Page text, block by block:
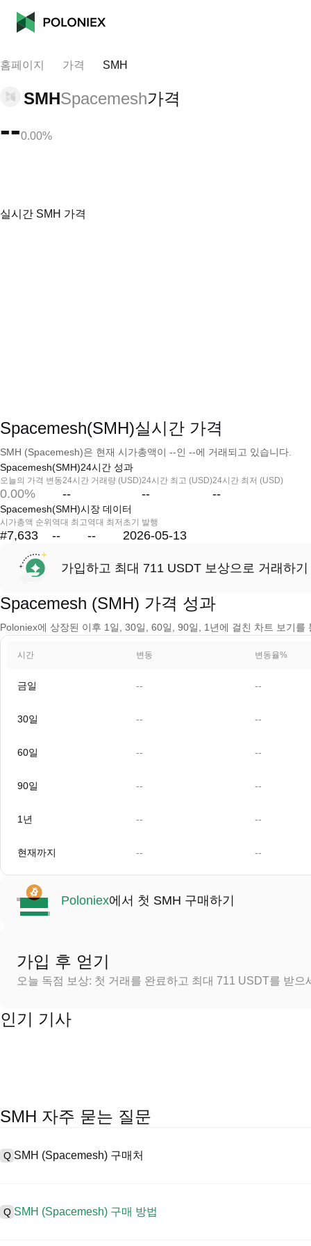
홈페이지 가격 SMH
SMHSpacemesh가격
--0.00%
실시간 SMH 가격
Spacemesh(SMH)실시간 가격
SMH (Spacemesh)은 현재 시가총액이 --인 --에 거래되고 있습니다.
Spacemesh(SMH)24시간 성과
오늘의 가격 변동
0.00%
24시간 거래량 (USD)
--
24시간 최고 (USD)
--
24시간 최저 (USD)
--
Spacemesh(SMH)시장 데이터
시가총액 순위
#7,633
역대 최고
--
역대 최저
--
초기 발행
2026-05-13
가입하고 최대 711 USDT 보상으로 거래하기
Spacemesh (SMH) 가격 성과
Poloniex에 상장된 이후 1일, 30일, 60일, 90일, 1년에 걸친 차트 보기
시간 변동 변동율%
금일 -- --
30일 -- --
60일 -- --
90일 -- --
1년 -- --
현재까지 -- --
Poloniex에서 첫 SMH 구매하기
가입 후 얻기
오늘 독점 보상: 첫 거래를 완료하고 최대 711 USDT를 받으
인기 기사
SMH 자주 묻는 질문
Q SMH (Spacemesh) 구매처
터페이스, 높은 유동성, 거래를 간소화할 수 있는 다양한 거래 도구
에서 거래를 지원하고 경쟁력 있는 거래 수수료를 제공합니다.
Q SMH (Spacemesh) 구매 방법